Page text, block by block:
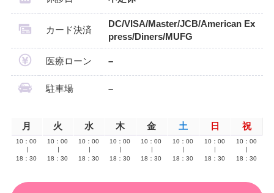
カード決済
DC/VISA/Master/JCB/American Ex
press/Diners/MUFG
医療ローン –
駐車場 –
月 火 水 木 金 土 日 祝
10：00
18：30
10：00
18：30
10：00
18：30
10：00
18：30
10：00
18：30
10：00
18：30
10：00
18：30
10：00
18：30